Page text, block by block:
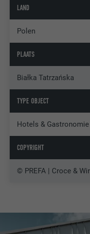
LAND
Polen
PLAATS
Białka Tatrzańska
TYPE OBJECT
Hotels & Gastronomie
COPYRIGHT
© PREFA | Croce & Wir